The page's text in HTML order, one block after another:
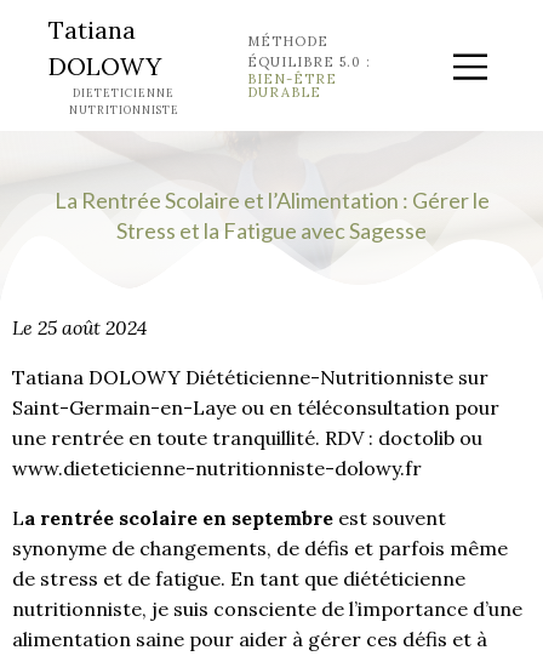
Tatiana
DOLOWY
DIETETICIENNE
NUTRITIONNISTE
MÉTHODE
ÉQUILIBRE 5.0 :
BIEN-ÊTRE
DURABLE
La Rentrée Scolaire et l’Alimentation : Gérer le
Stress et la Fatigue avec Sagesse
Le 25 août 2024
Tatiana DOLOWY Diététicienne-Nutritionniste sur
Saint-Germain-en-Laye ou en téléconsultation pour
une rentrée en toute tranquillité. RDV : doctolib ou
www.dieteticienne-nutritionniste-dolowy.fr
La rentrée scolaire en septembre est souvent
synonyme de changements, de défis et parfois même
de stress et de fatigue. En tant que diététicienne
nutritionniste, je suis consciente de l’importance d’une
alimentation saine pour aider à gérer ces défis et à